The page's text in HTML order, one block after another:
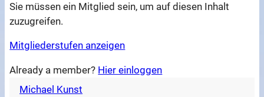
Sie müssen ein Mitglied sein, um auf diesen Inhalt
zuzugreifen.
Mitgliederstufen anzeigen
Already a member? Hier einloggen
Michael Kunst